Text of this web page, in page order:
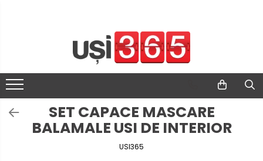
SET CAPACE MASCARE
BALAMALE USI DE INTERIOR
USI365